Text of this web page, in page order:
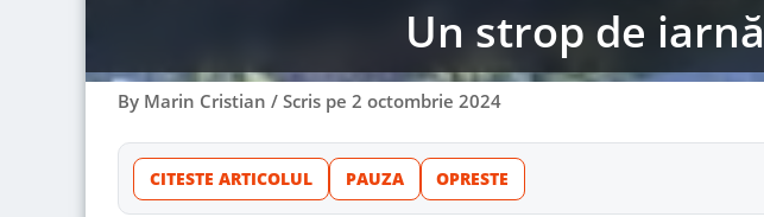
Un strop de iarnă
By Marin Cristian / Scris pe 2 octombrie 2024
CITESTE ARTICOLUL PAUZA OPRESTE